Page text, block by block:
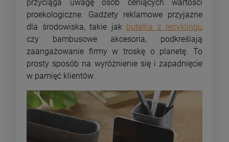
przyciąga uwagę osób ceniących wartości
proekologiczne. Gadżety reklamowe przyjazne
dla środowiska, takie jak butelka z recyklingu
czy bambusowe akcesoria, podkreślają
zaangażowanie firmy w troskę o planetę. To
prosty sposób na wyróżnienie się i zapadnięcie
w pamięć klientów.